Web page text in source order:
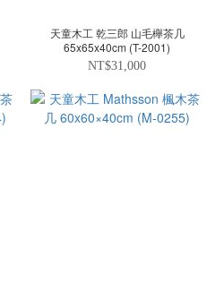
天童木工 乾三郎 山毛櫸茶几
65x65x40cm (T-2001)
NT$31,000